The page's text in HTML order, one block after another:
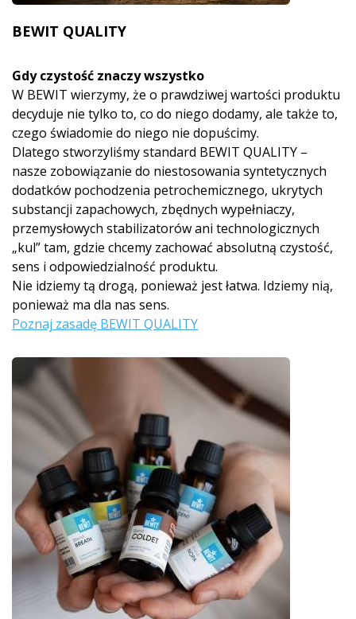
BEWIT QUALITY
Gdy czystość znaczy wszystko
W BEWIT wierzymy, że o prawdziwej wartości produktu
decyduje nie tylko to, co do niego dodamy, ale także to,
czego świadomie do niego nie dopuścimy.
Dlatego stworzyliśmy standard BEWIT QUALITY –
nasze zobowiązanie do niestosowania syntetycznych
dodatków pochodzenia petrochemicznego, ukrytych
substancji zapachowych, zbędnych wypełniaczy,
przemysłowych stabilizatorów ani technologicznych
„kul” tam, gdzie chcemy zachować absolutną czystość,
sens i odpowiedzialność produktu.
Nie idziemy tą drogą, ponieważ jest łatwa. Idziemy nią,
ponieważ ma dla nas sens.
Poznaj zasadę BEWIT QUALITY